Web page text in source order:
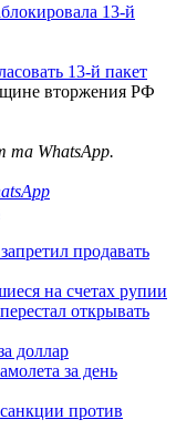
13-й
13-й пакет
вторжения РФ
та WhatsApp.
продавать
на счетах рупии
открывать
доллар
за день
санкции против